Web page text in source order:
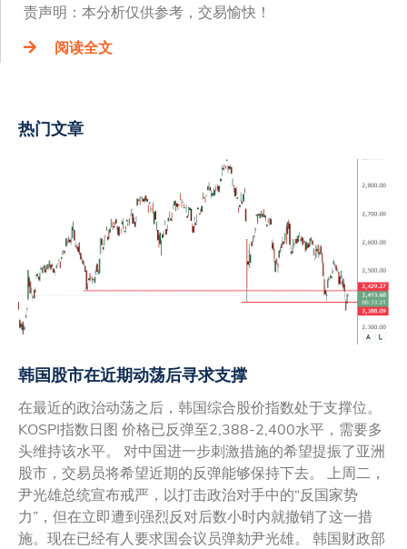
责声明：本分析仅供参考，交易愉快！
阅读全文
热门文章
韩国股市在近期动荡后寻求支撑
在最近的政治动荡之后，韩国综合股价指数处于支撑位。
KOSPI指数日图 价格已反弹至2,388-2,400水平，需要多
头维持该水平。 对中国进一步刺激措施的希望提振了亚洲
股市，交易员将希望近期的反弹能够保持下去。 上周二，
尹光雄总统宣布戒严，以打击政治对手中的“反国家势
力”，但在立即遭到强烈反对后数小时内就撤销了这一措
施。现在已经有人要求国会议员弹劾尹光雄。 韩国财政部